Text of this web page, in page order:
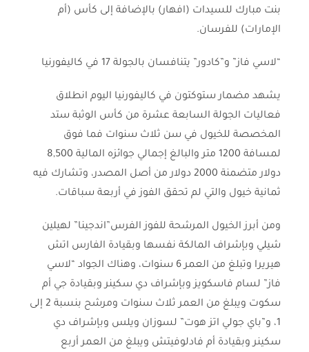
بنت مبارك للسيدات (افهار) بالإضافة إلى كأس (أم
الإمارات) للفرسان.
“لاسي فاز” و”كادور” يتنافسان بالجولة 17 في كاليفورنيا
يشهد مضمار ستوكتون في كاليفورنيا اليوم انطلاق
فعاليات الجولة السابعة عشرة من كأس الوثبة ستد
المخصصة للخيول في سن ثلاث سنوات فما فوق
لمسافة 1200 متر والبالغ إجمالي جوائزه المالية 8,500
دولار متضمنة 2000 دولار من أصل المصدر، وتشارك فيه
ثمانية خيول والتي لم تحقق الفوز في أربعة سباقات.
ومن أبرز الخيول المرشحة للفوز الفرس”اندجينا” لهيلين
شيلي وبإشراف المالكة نفسها وبقيادة الفارس اتش
هيريرا وتبلغ من العمر 6 سنوات، وهناك الجواد “لاسي
فاز” لسام فاسكويز وبإشراف دي سكينر وبقيادة جي أم
سكوت ويبلغ من العمر ثلاث سنوات ومرشح بنسبة 2 إلى
1، و”باي جولي اتز هوت” لسوزان ويلس وبإشراف دي
سكينر وبقيادة أم فادلوفيتش ويبلغ من العمر أربع